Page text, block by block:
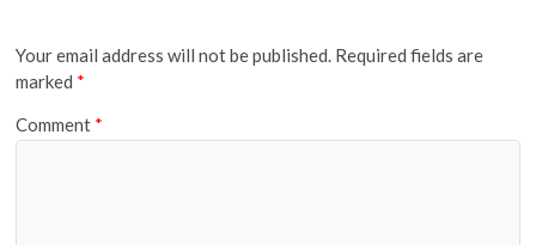
Your email address will not be published. Required fields are
marked *
Comment *